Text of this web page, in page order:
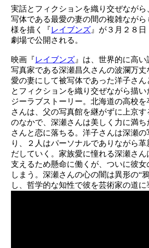
実話とフィクションを織り交ぜなが
写体である最愛の妻の間の複雑なが
様を描く『レイブンズ』が３月２８
劇場で公開される。
映画『レイブンズ』は、世界的に高
写真家である深瀬昌久さんの波瀾万
愛の妻にして被写体であった洋子さ
とフィクションを織り交ぜながら描い
ジーラブストーリー。北海道の高校を
さんは、父の写真館を継がずに上京す
のなかで、深瀬さんは美しく力に満
さんと恋に落ちる。洋子さんは深瀬
り、２人はパーソナルでありながら
だしていく。家族愛に憧れる深瀬さ
支えるため懸命に働くが、ついに彼女
しまう。深瀬さんの心の闇は異形の“
し、哲学的な知性で彼を芸術家の道に